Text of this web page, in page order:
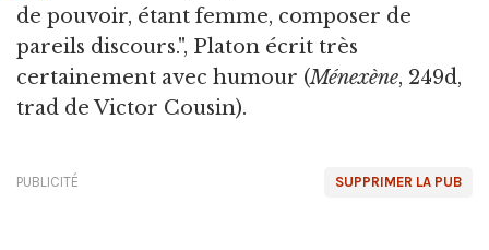
de pouvoir, étant femme, composer de
pareils discours.", Platon écrit très
certainement avec humour (Ménexène, 249d,
trad de Victor Cousin).
SUPPRIMER LA PUB
PUBLICITÉ